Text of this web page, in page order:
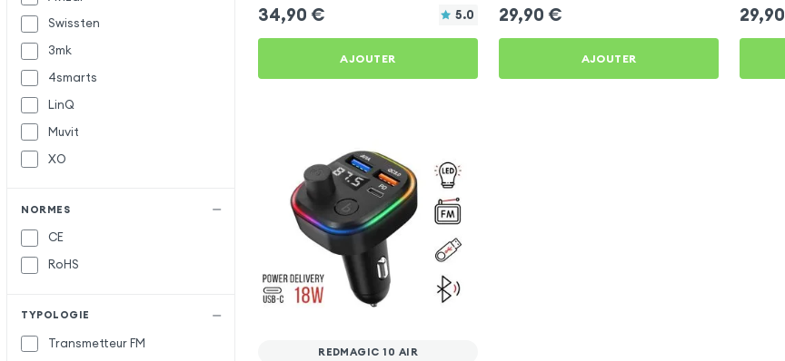
Swissten
3mk
4smarts
LinQ
Muvit
XO
NORMES
CE
RoHS
TYPOLOGIE
Transmetteur FM
34,90 € 5.0
AJOUTER
29,90 €
AJOUTER
29,90
REDMAGIC 10 AIR